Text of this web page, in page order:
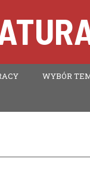
WYBÓR